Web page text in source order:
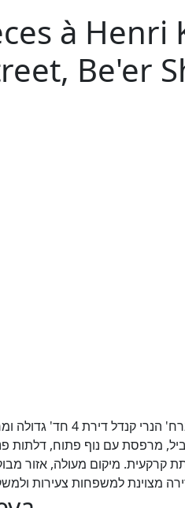
à Henri
Be'er
מרפסת עם נוף פתוח, דלתות
קרקעית. מיקום מעולה, אזור
מצוינת למשפחות צעירות